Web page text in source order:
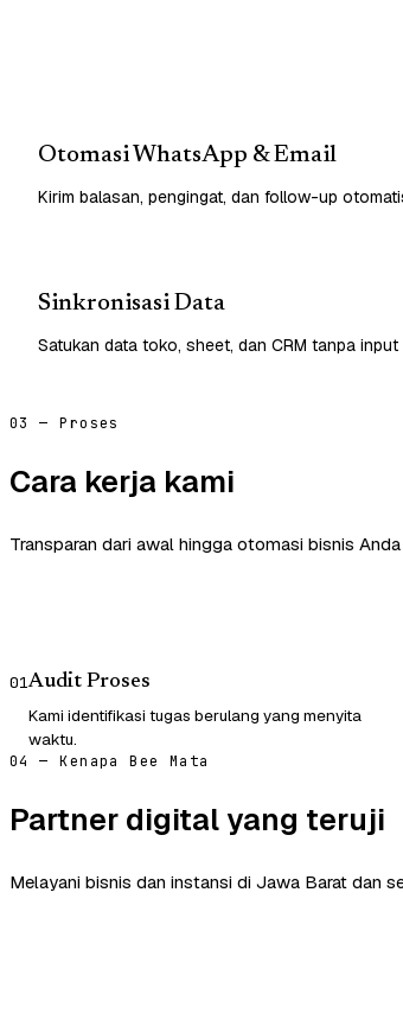
Otomasi WhatsApp & Email
Kirim balasan, pengingat, dan follow-up
Sinkronisasi Data
Satukan data toko, sheet, dan CRM tanpa input
03 — Proses
Cara kerja kami
Transparan dari awal hingga otomasi bisnis
01Audit Proses
Kami identifikasi tugas berulang yang menyita
waktu.
04 — Kenapa Bee Mata
Partner digital yang teruji
Melayani bisnis dan instansi di Jawa Barat dan